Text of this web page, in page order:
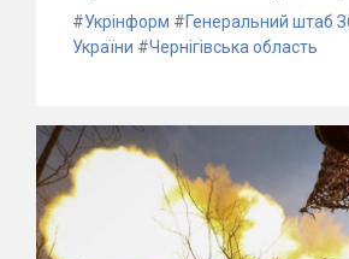
#Укрінформ #Генеральний штаб
України #Чернігівська область